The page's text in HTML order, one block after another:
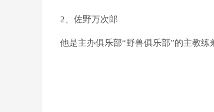
2、佐野万次郎
他是主办俱乐部“野兽俱乐部”的主教